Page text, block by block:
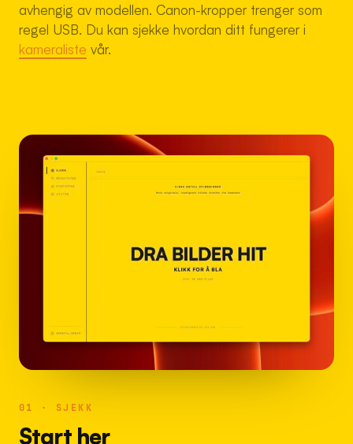
avhengig av modellen. Canon-kropper trenger som
regel USB. Du kan sjekke hvordan ditt fungerer i
kameraliste vår.
01 · SJEKK
Start her